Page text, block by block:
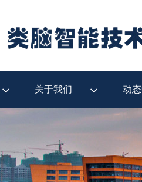
关于我们 动